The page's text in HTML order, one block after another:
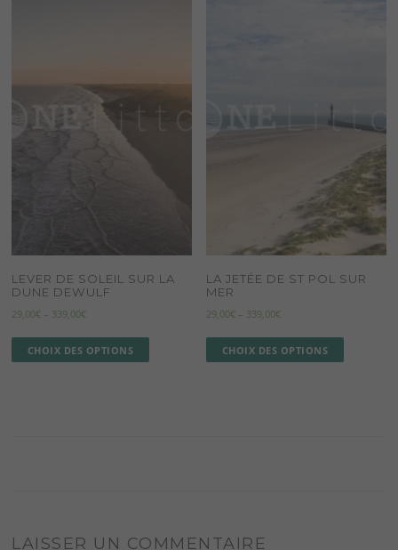
LEVER DE SOLEIL SUR LA
DUNE DEWULF
29,00€ – 339,00€
CHOIX DES OPTIONS
LA JETÉE DE ST POL SUR
MER
29,00€ – 339,00€
CHOIX DES OPTIONS
LAISSER UN COMMENTAIRE